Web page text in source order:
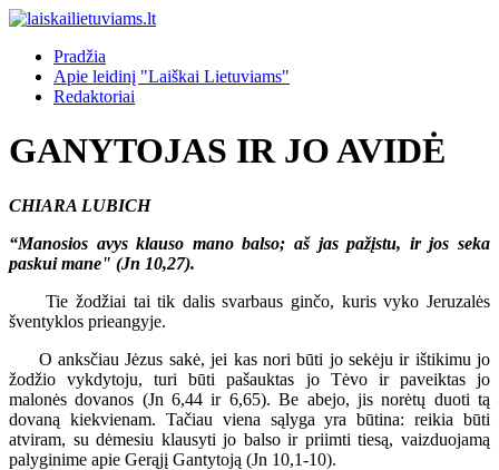
Pradžia
Apie leidinį "Laiškai Lietuviams"
Redaktoriai
GANYTOJAS IR JO AVIDĖ
CHIARA LUBICH
“Manosios avys klauso mano balso; aš jas pažįstu, ir jos seka
paskui mane" (Jn 10,27).
Tie žodžiai tai tik dalis svarbaus ginčo, kuris vyko Jeruzalės
šventyklos prieangyje.
O anksčiau Jėzus sakė, jei kas nori būti jo sekėju ir ištikimu jo
žodžio vykdytoju, turi būti pašauktas jo Tėvo ir paveiktas jo
malonės dovanos (Jn 6,44 ir 6,65). Be abejo, jis norėtų duoti tą
dovaną kiekvienam. Tačiau viena sąlyga yra būtina: reikia būti
atviram, su dėmesiu klausyti jo balso ir priimti tiesą, vaizduojamą
palyginime apie Gerąjį Gantytoją (Jn 10,1-10).